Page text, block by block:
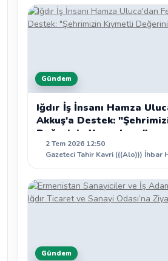
Gündem
Iğdır İş İnsanı Hamza
Akkuş'a Destek:
Değerinin Yanındayız"
2 Tem 2026 12:50
Gazeteci Tahir Kavri (((Alo))) İhbar
Gündem